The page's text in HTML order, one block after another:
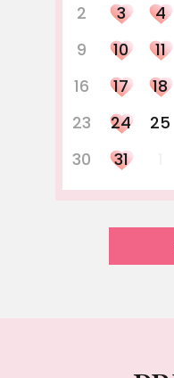
2
3 4
9
10 11
16
17 18
23
24 25
30
31